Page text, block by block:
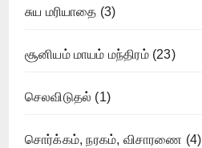
சுய மரியாதை (3)
சூனியம் மாயம் மந்திரம்(23)
செலவிடுதல் (1)
சொர்க்கம், நரகம், விசாரணை (4)